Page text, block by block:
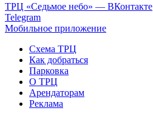
ТРЦ «Седьмое небо» — ВКонтакте
Telegram
Мобильное приложение
Схема ТРЦ
Как добраться
Парковка
О ТРЦ
Арендаторам
Реклама